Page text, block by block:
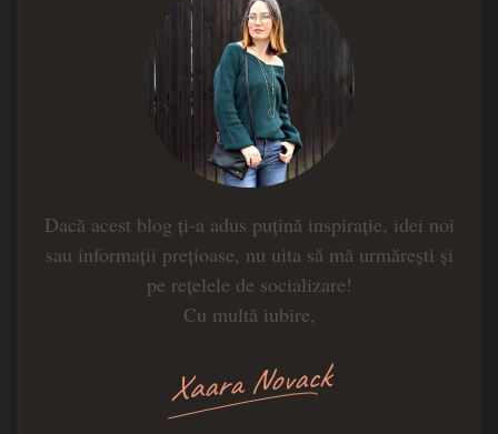
Dacă acest blog ți-a adus puțină inspirație, idei noi
sau informații prețioase, nu uita să mă urmărești și
pe rețelele de socializare!
Cu multă iubire,
Xaara Novack